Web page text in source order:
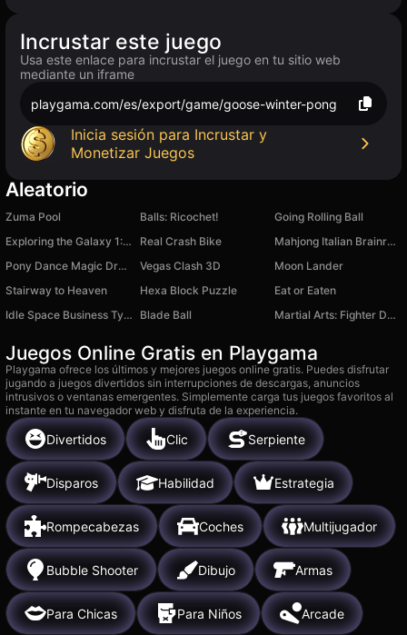
Incrustar este juego
Usa este enlace para incrustar el juego en tu sitio web
mediante un iframe
playgama.com/es/export/game/goose-winter-pong
Inicia sesión para Incrustar y
Monetizar Juegos
Aleatorio
Zuma Pool Balls: Ricochet!
Going Rolling Ball
Exploring the Galaxy 1: Andora
Real Crash Bike
Mahjong Italian Brainrot Neuroanimals
Pony Dance Magic Dress Up
Vegas Clash 3D
Moon Lander
Stairway to Heaven
Hexa Block Puzzle
Eat or Eaten
Idle Space Business Tycoon
Blade Ball Martial Arts: Fighter Duel
Juegos Online Gratis en Playgama
Playgama ofrece los últimos y mejores juegos online gratis. Puedes disfrutar
jugando a juegos divertidos sin interrupciones de descargas, anuncios
intrusivos o ventanas emergentes. Simplemente carga tus juegos favoritos al
instante en tu navegador web y disfruta de la experiencia.
Divertidos Clic Serpiente
Disparos Habilidad Estrategia
Rompecabezas Coches Multijugador
Bubble Shooter Dibujo Armas
Para Chicas Para Niños Arcade